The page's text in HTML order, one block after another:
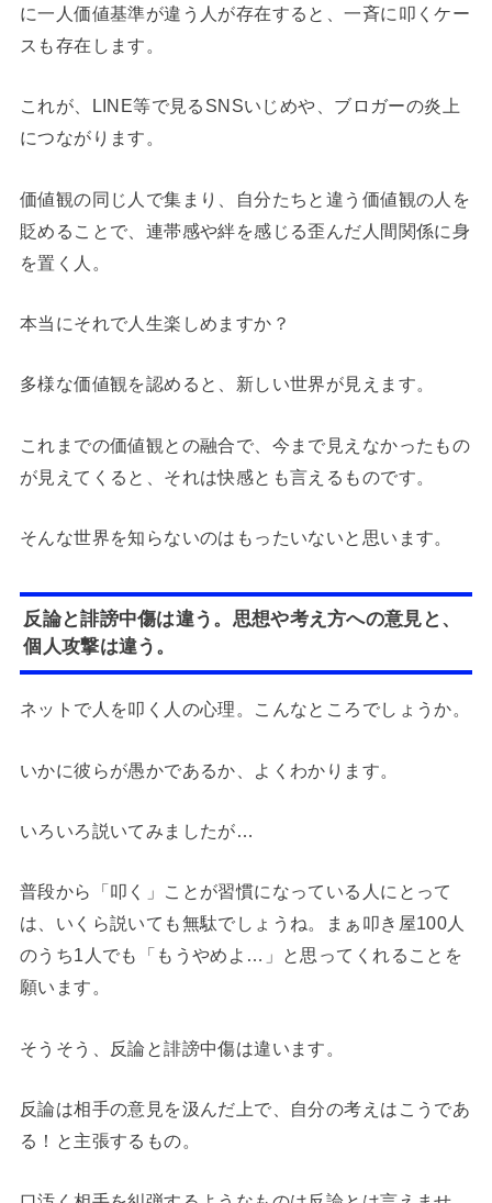
に一人価値基準が違う人が存在すると、一斉に叩くケー
スも存在します。
これが、LINE等で見るSNSいじめや、ブロガーの炎上
につながります。
価値観の同じ人で集まり、自分たちと違う価値観の人を
貶めることで、連帯感や絆を感じる歪んだ人間関係に身
を置く人。
本当にそれで人生楽しめますか？
多様な価値観を認めると、新しい世界が見えます。
これまでの価値観との融合で、今まで見えなかったもの
が見えてくると、それは快感とも言えるものです。
そんな世界を知らないのはもったいないと思います。
反論と誹謗中傷は違う。思想や考え方への意見と、
個人攻撃は違う。
ネットで人を叩く人の心理。こんなところでしょうか。
いかに彼らが愚かであるか、よくわかります。
いろいろ説いてみましたが…
普段から「叩く」ことが習慣になっている人にとって
は、いくら説いても無駄でしょうね。まぁ叩き屋100人
のうち1人でも「もうやめよ…」と思ってくれることを
願います。
そうそう、反論と誹謗中傷は違います。
反論は相手の意見を汲んだ上で、自分の考えはこうであ
る！と主張するもの。